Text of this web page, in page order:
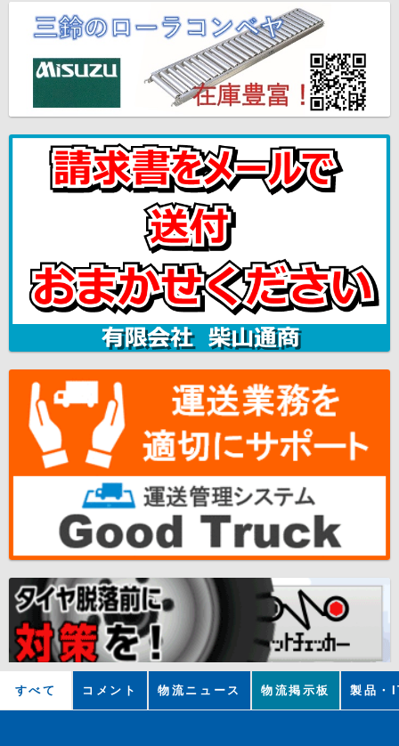
すべて コメント 物流ニュース 物流掲示板 製品・